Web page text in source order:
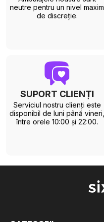
neutre pentru un nivel maxim
de discreție.
SUPORT CLIENȚI
Serviciul nostru clienți este
disponibil de luni până vineri,
între orele 10:00 și 22:00.